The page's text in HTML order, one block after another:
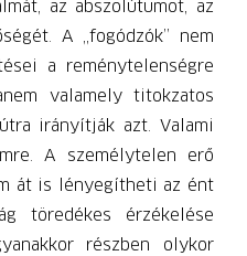
az abszolútumot, az
A „fogódzók” nem
a reménytelenségre
valamely titokzatos
irányítják azt. Valami
A személytelen erő
át is lényegítheti az ént
töredékes érzékelése
részben olykor